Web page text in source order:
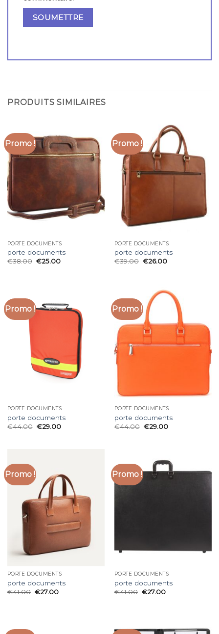
PRODUITS SIMILAIRES
Promo !
PORTE DOCUMENTS
porte documents
€38.00 €25.00
Promo !
PORTE DOCUMENTS
porte documents
€39.00 €26.00
Promo !
PORTE DOCUMENTS
porte documents
€44.00 €29.00
Promo !
PORTE DOCUMENTS
porte documents
€44.00 €29.00
Promo !
PORTE DOCUMENTS
porte documents
€41.00 €27.00
Promo !
PORTE DOCUMENTS
porte documents
€41.00 €27.00